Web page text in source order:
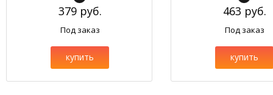
379 руб.
Под заказ
купить
463 руб.
Под заказ
купить